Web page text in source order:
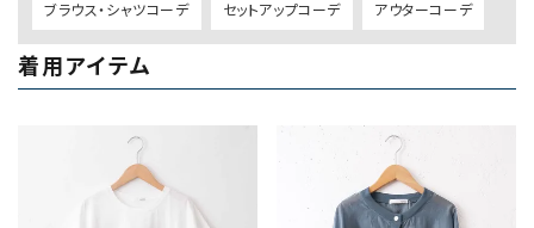
ブラウス・シャツコーデ セットアップコーデ アウターコーデ
着用アイテム